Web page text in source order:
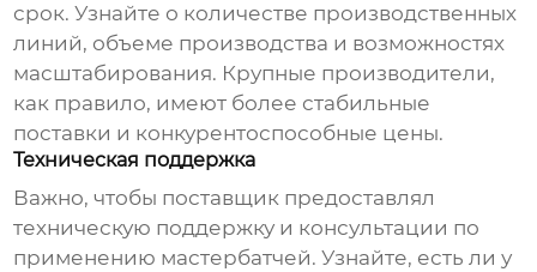
срок. Узнайте о количестве производственных
линий, объеме производства и возможностях
масштабирования. Крупные производители,
как правило, имеют более стабильные
поставки и конкурентоспособные цены.
Техническая поддержка
Важно, чтобы поставщик предоставлял
техническую поддержку и консультации по
применению мастербатчей. Узнайте, есть ли у